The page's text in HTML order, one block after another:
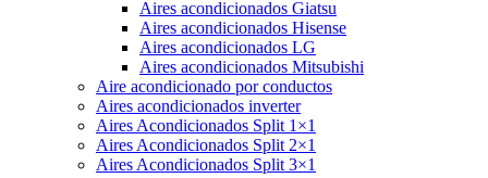
Aires acondicionados Giatsu
Aires acondicionados Hisense
Aires acondicionados LG
Aires acondicionados Mitsubishi
Aire acondicionado por conductos
Aires acondicionados inverter
Aires Acondicionados Split 1×1
Aires Acondicionados Split 2×1
Aires Acondicionados Split 3×1